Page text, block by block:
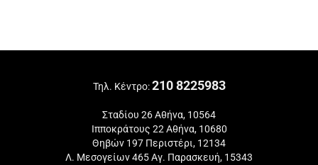
Τηλ. Κέντρο:210 8225983
Σταδίου 26 Αθήνα, 10564
Ιπποκράτους 22 Αθήνα, 10680
Θηβών 197 Περιστέρι, 12134
Λ. Μεσογείων 465 Αγ. Παρασκευή, 15343